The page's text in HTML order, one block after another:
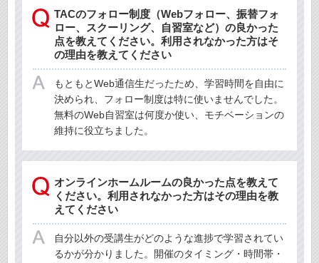
TACのフォロー制度（Webフォロー、振替フォ
ロー、スクーリング、自習室など）の良かった
点を教えてください。利用されなかった方はそ
の理由を教えてください
もともとWeb通信生だったため、学習時間を自由に
決められ、フォロー制度は特に使いませんでした。
無料のWeb自習室は何度か使い、モチベーションの
維持に役立ちました。
オンラインホームルームの良かった点を教えて
ください。利用されなかった方はその理由を教
えてください
自分以外の受講生がどのような進捗で学習されてい
るかが分かりました。開催のタイミング・時間帯・